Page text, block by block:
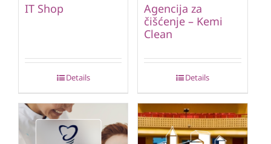
IT Shop
Details
Agencija za
čišćenje – Kemi
Clean
Details